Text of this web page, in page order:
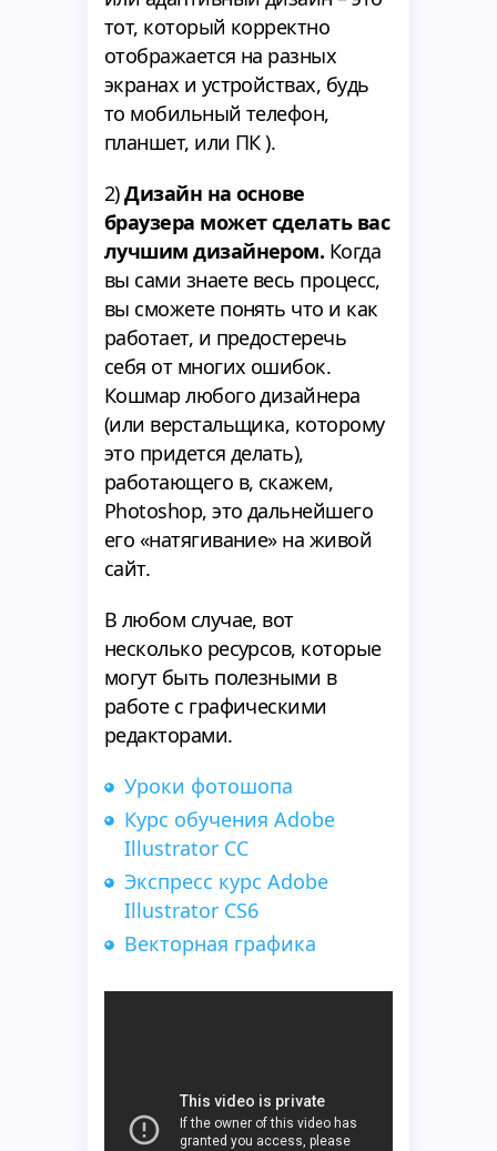
тот, который корректно
отображается на разных
экранах и устройствах, будь
то мобильный телефон,
планшет, или ПК ).
2)Дизайн на основе
браузера может сделать вас
лучшим дизайнером. Когда
вы сами знаете весь процесс,
вы сможете понять что и как
работает, и предостеречь
себя от многих ошибок.
Кошмар любого дизайнера
(или верстальщика, которому
это придется делать),
работающего в, скажем,
Photoshop, это дальнейшего
его «натягивание» на живой
сайт.
В любом случае, вот
несколько ресурсов, которые
могут быть полезными в
работе с графическими
редакторами.
Уроки фотошопа
Курс обучения Adobe
Illustrator CC
Экспресс курс Adobe
Illustrator CS6
Векторная графика